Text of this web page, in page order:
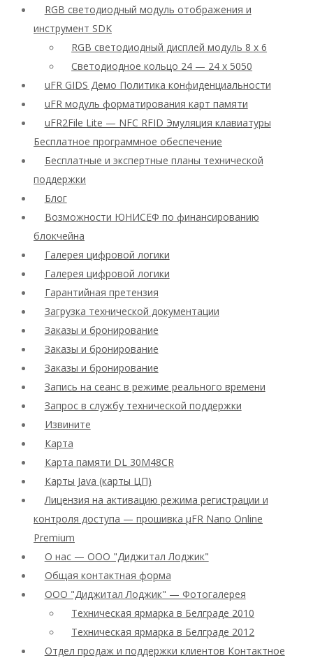
RGB светодиодный модуль отображения и
инструмент SDK
RGB светодиодный дисплей модуль 8 x 6
Светодиодное кольцо 24 — 24 x 5050
uFR GIDS Демо Политика конфиденциальности
uFR модуль форматирования карт памяти
uFR2File Lite — NFC RFID Эмуляция клавиатуры
Бесплатное программное обеспечение
Бесплатные и экспертные планы технической
поддержки
Блог
Возможности ЮНИСЕФ по финансированию
блокчейна
Галерея цифровой логики
Галерея цифровой логики
Гарантийная претензия
Загрузка технической документации
Заказы и бронирование
Заказы и бронирование
Заказы и бронирование
Запись на сеанс в режиме реального времени
Запрос в службу технической поддержки
Извините
Карта
Карта памяти DL 30M48CR
Карты Java (карты ЦП)
Лицензия на активацию режима регистрации и
контроля доступа — прошивка μFR Nano Online
Premium
О нас — ООО "Диджитал Лоджик"
Общая контактная форма
ООО "Диджитал Лоджик" — Фотогалерея
Техническая ярмарка в Белграде 2010
Техническая ярмарка в Белграде 2012
Отдел продаж и поддержки клиентов Контактное